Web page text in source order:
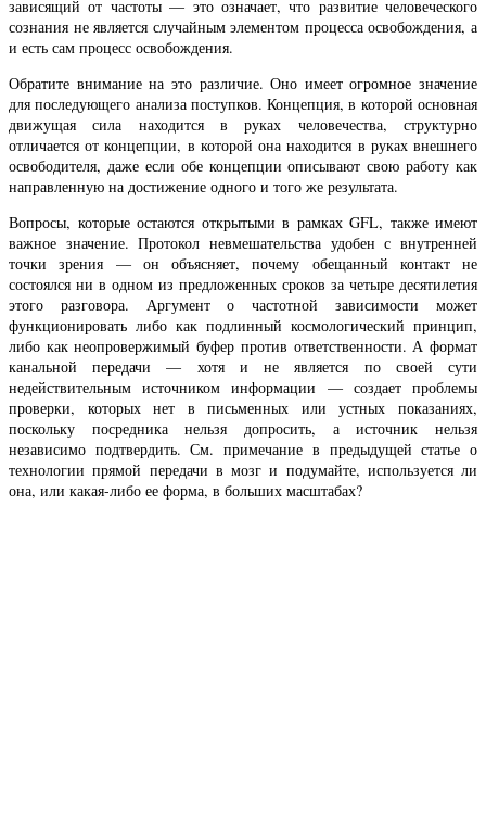
зависящий от частоты — это означает, что развитие человеческого
сознания не является случайным элементом процесса освобождения, а
и есть сам процесс освобождения.
Обратите внимание на это различие. Оно имеет огромное значение
для последующего анализа поступков. Концепция, в которой основная
движущая сила находится в руках человечества, структурно
отличается от концепции, в которой она находится в руках внешнего
освободителя, даже если обе концепции описывают свою работу как
направленную на достижение одного и того же результата.
Вопросы, которые остаются открытыми в рамках GFL, также имеют
важное значение. Протокол невмешательства удобен с внутренней
точки зрения — он объясняет, почему обещанный контакт не
состоялся ни в одном из предложенных сроков за четыре десятилетия
этого разговора. Аргумент о частотной зависимости может
функционировать либо как подлинный космологический принцип,
либо как неопровержимый буфер против ответственности. А формат
канальной передачи — хотя и не является по своей сути
недействительным источником информации — создает проблемы
проверки, которых нет в письменных или устных показаниях,
поскольку посредника нельзя допросить, а источник нельзя
независимо подтвердить. См. примечание в предыдущей статье о
технологии прямой передачи в мозг и подумайте, используется ли
она, или какая-либо ее форма, в больших масштабах?